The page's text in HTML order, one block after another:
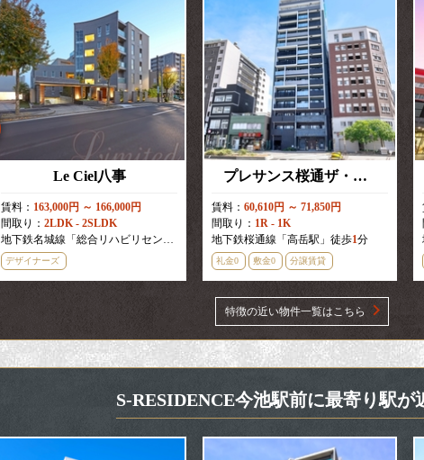
Le Ciel八事
賃料： 163,000円 ～ 166,000円
間取り： 2LDK - 2SLDK
地下鉄名城線「総合リハビリセンター駅」徒歩
5分
デザイナーズ
プレサンス桜通ザ・タイムズ
賃料： 60,610円 ～ 71,850円
間取り： 1R - 1K
地下鉄桜通線「高岳駅」徒歩1分
礼金0 敷金0 分譲賃貸
特徴の近い物件一覧はこちら
S-RESIDENCE今池駅前に最寄り駅が